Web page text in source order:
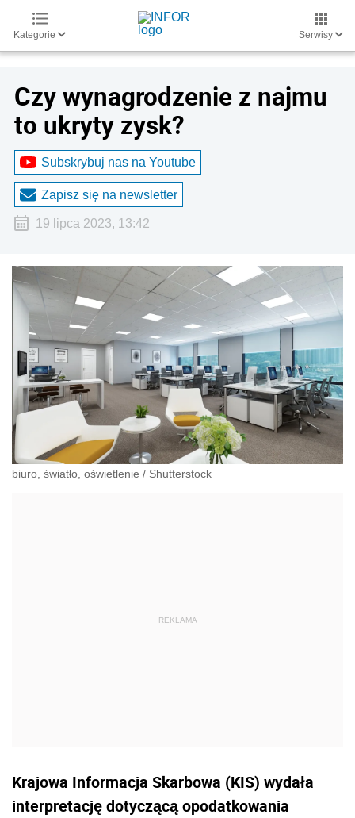
Kategorie Serwisy
Czy wynagrodzenie z najmu
to ukryty zysk?
Subskrybuj nas na Youtube
Zapisz się na newsletter
19 lipca 2023, 13:42
biuro, światło, oświetlenie / Shutterstock
Krajowa Informacja Skarbowa (KIS) wydała
interpretację dotyczącą opodatkowania